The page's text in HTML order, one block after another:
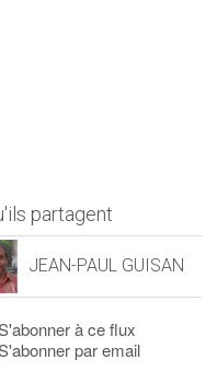
partagent
JEAN-PAUL GUISAN
à ce flux
par email